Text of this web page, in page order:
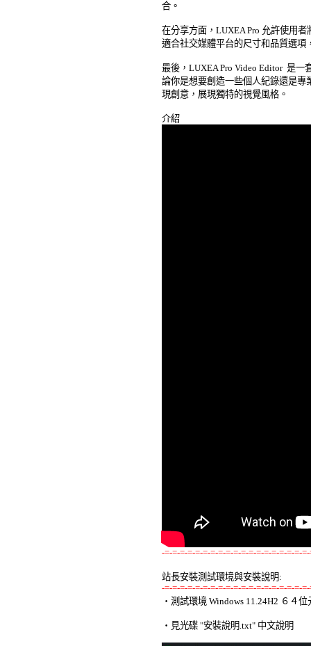
合。
在分享方面，LUXEA Pro 允許使用
適合社交媒體平台的尺寸和品質選
最後，LUXEA Pro Video Editor  是
論你是想要創造一些個人紀錄還是
現創意，展現獨特的視覺風格。
-=-=-=-=-=-=-=-=-=-=-=-=-=-=-=-=-=-=-
站長安裝測試環境與安裝說明:
-=-=-=-=-=-=-=-=-=-=-=-=-=-=-=-=-=-=-
‧測試環境 Windows 11.24H2 ６４
‧見光碟 "安裝說明.txt" 中文說明